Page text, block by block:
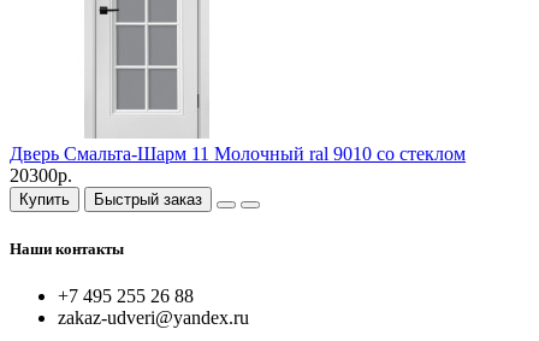
Дверь Смальта-Шарм 11 Молочный ral 9010 со стеклом
20300р.
Купить Быстрый заказ
Наши контакты
+7 495 255 26 88
zakaz-udveri@yandex.ru